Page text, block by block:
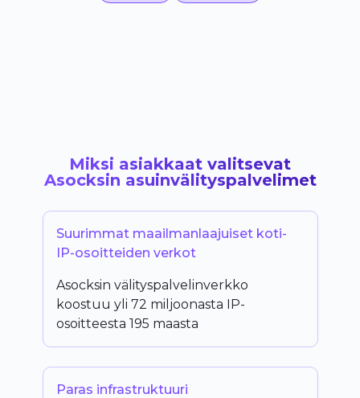
Miksi asiakkaat valitsevat
Asocksin asuinvälityspalvelimet
Suurimmat maailmanlaajuiset koti-
IP-osoitteiden verkot
Asocksin välityspalvelinverkko
koostuu yli 72 miljoonasta IP-
osoitteesta 195 maasta
Paras infrastruktuuri